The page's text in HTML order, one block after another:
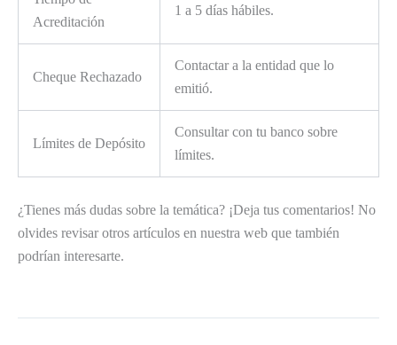
Acreditación
1 a 5 días hábiles.
Cheque Rechazado
Contactar a la entidad que lo
emitió.
Límites de Depósito
Consultar con tu banco sobre
límites.
¿Tienes más dudas sobre la temática? ¡Deja tus comentarios! No
olvides revisar otros artículos en nuestra web que también
podrían interesarte.